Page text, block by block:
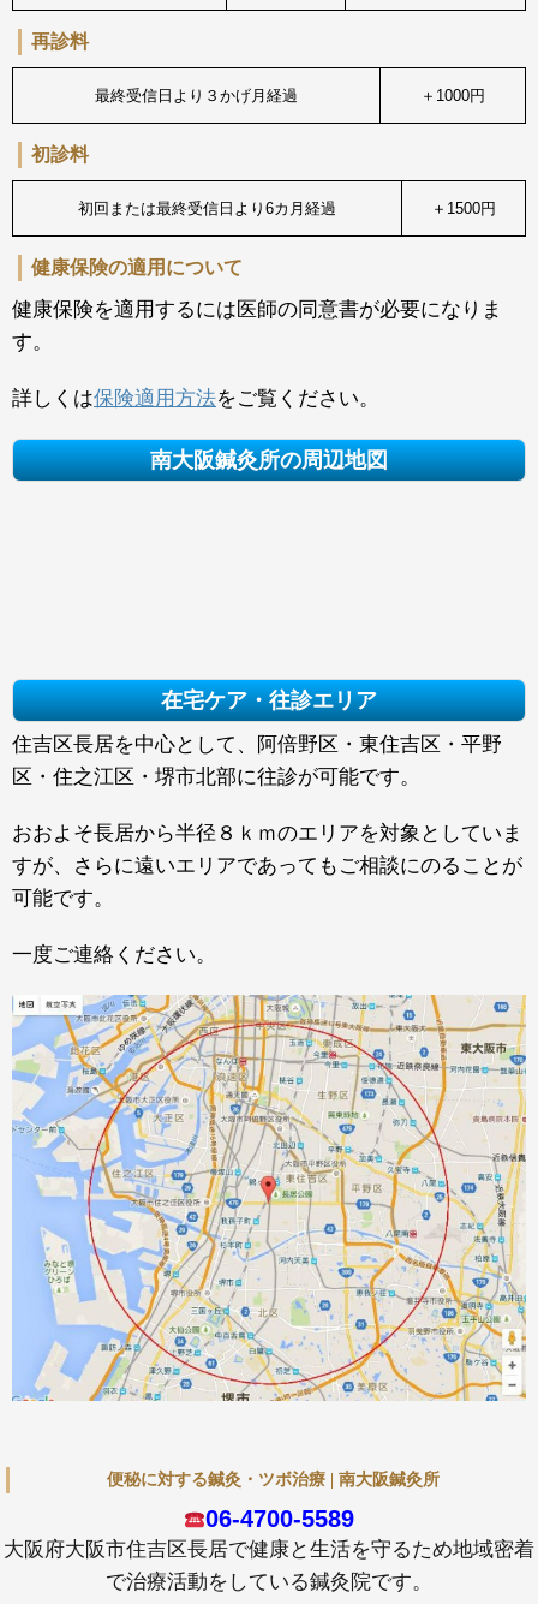
再診料
最終受信日より３かげ月経過 ＋1000円
初診料
初回または最終受信日より6カ月経過 ＋1500円
健康保険の適用について
健康保険を適用するには医師の同意書が必要になりま
す。
詳しくは保険適用方法をご覧ください。
南大阪鍼灸所の周辺地図
在宅ケア・往診エリア
住吉区長居を中心として、阿倍野区・東住吉区・平野
区・住之江区・堺市北部に往診が可能です。
おおよそ長居から半径８ｋｍのエリアを対象としていま
すが、さらに遠いエリアであってもご相談にのることが
可能です。
一度ご連絡ください。
便秘に対する鍼灸・ツボ治療 | 南大阪鍼灸所
06-4700-5589
大阪府大阪市住吉区長居で健康と生活を守るため地域密着
で治療活動をしている鍼灸院です。